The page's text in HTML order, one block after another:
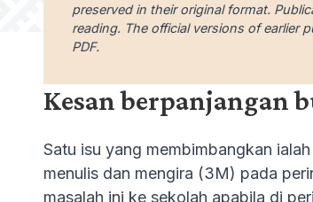
preserved in their original format.
reading. The official versions of earlier
PDF.
Kesan berpanjangan
Satu isu yang membimbangkan
menulis dan mengira (3M) pada
masalah ini ke sekolah apabila di